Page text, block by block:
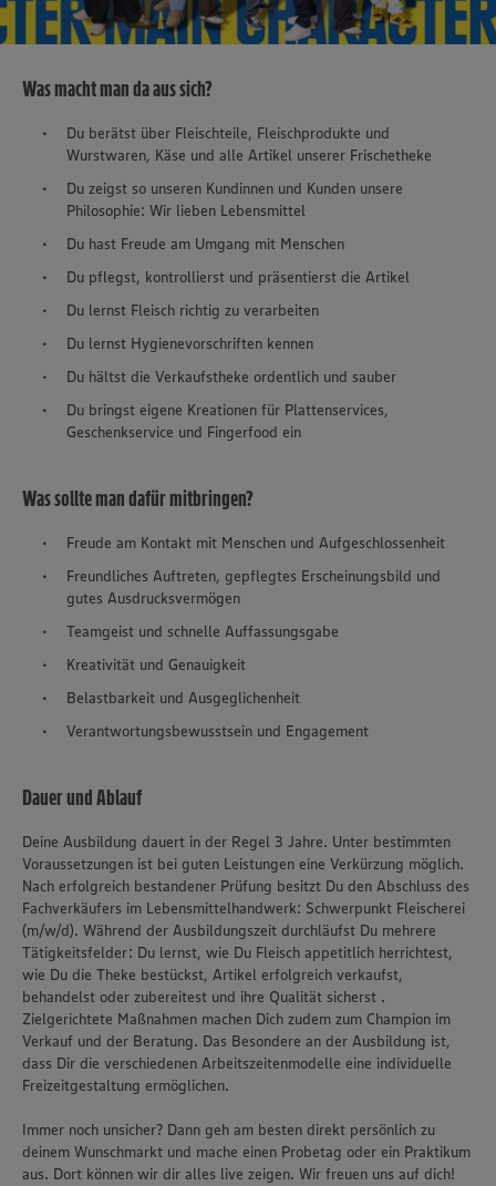
Was macht man da aus sich?
Du berätst über Fleischteile, Fleischprodukte und
Wurstwaren, Käse und alle Artikel unserer Frischetheke
Du zeigst so unseren Kundinnen und Kunden unsere
Philosophie: Wir lieben Lebensmittel
Du hast Freude am Umgang mit Menschen
Du pflegst, kontrollierst und präsentierst die Artikel
Du lernst Fleisch richtig zu verarbeiten
Du lernst Hygienevorschriften kennen
Du hältst die Verkaufstheke ordentlich und sauber
Du bringst eigene Kreationen für Plattenservices,
Geschenkservice und Fingerfood ein
Was sollte man dafür mitbringen?
Freude am Kontakt mit Menschen und Aufgeschlossenheit
Freundliches Auftreten, gepflegtes Erscheinungsbild und
gutes Ausdrucksvermögen
Teamgeist und schnelle Auffassungsgabe
Kreativität und Genauigkeit
Belastbarkeit und Ausgeglichenheit
Verantwortungsbewusstsein und Engagement
Dauer und Ablauf
Deine Ausbildung dauert in der Regel 3 Jahre. Unter bestimmten
Voraussetzungen ist bei guten Leistungen eine Verkürzung möglich.
Nach erfolgreich bestandener Prüfung besitzt Du den Abschluss des
Fachverkäufers im Lebensmittelhandwerk: Schwerpunkt Fleischerei
(m/w/d). Während der Ausbildungszeit durchläufst Du mehrere
Tätigkeitsfelder: Du lernst, wie Du Fleisch appetitlich herrichtest,
wie Du die Theke bestückst, Artikel erfolgreich verkaufst,
behandelst oder zubereitest und ihre Qualität sicherst .
Zielgerichtete Maßnahmen machen Dich zudem zum Champion im
Verkauf und der Beratung. Das Besondere an der Ausbildung ist,
dass Dir die verschiedenen Arbeitszeitenmodelle eine individuelle
Freizeitgestaltung ermöglichen.
Immer noch unsicher? Dann geh am besten direkt persönlich zu
deinem Wunschmarkt und mache einen Probetag oder ein Praktikum
aus. Dort können wir dir alles live zeigen. Wir freuen uns auf dich!